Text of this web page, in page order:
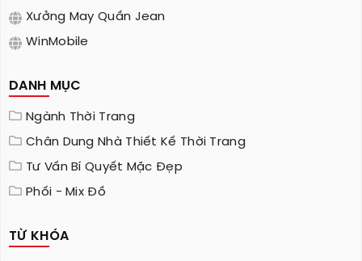
Xưởng May Quần Jean
WinMobile
DANH MỤC
Ngành Thời Trang
Chân Dung Nhà Thiết Kế Thời Trang
Tư Vấn Bí Quyết Mặc Đẹp
Phối - Mix Đồ
TỪ KHÓA